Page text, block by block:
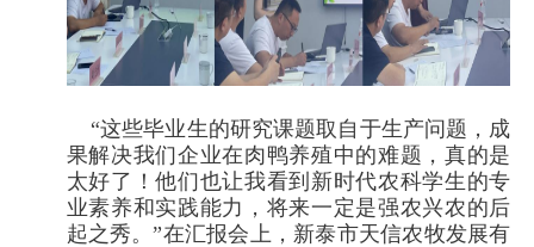
“这些毕业生的研究课题取自于生产问题，成
果解决我们企业在肉鸭养殖中的难题，真的是
太好了！他们也让我看到新时代农科学生的专
业素养和实践能力，将来一定是强农兴农的后
起之秀。”在汇报会上， 新泰市天信农牧发展有